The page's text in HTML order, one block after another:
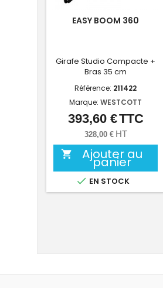
EASY BOOM 360
Girafe Studio Compacte +
Bras 35 cm
Référence: 211422
Marque: WESTCOTT
Prix
393,60 €TTC
328,00 € HT
 Ajouter au
panier
 EN STOCK